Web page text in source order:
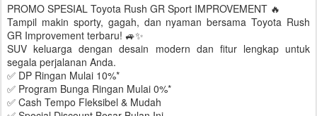
PROMO SPESIAL Toyota Rush GR Sport IMPROVEMENT 🔥
Tampil makin sporty, gagah, dan nyaman bersama Toyota Rush
GR Improvement terbaru! 🚙✨
SUV keluarga dengan desain modern dan fitur lengkap untuk
segala perjalanan Anda.
✅ DP Ringan Mulai 10%*
✅ Program Bunga Ringan Mulai 0%*
✅ Cash Tempo Fleksibel & Mudah